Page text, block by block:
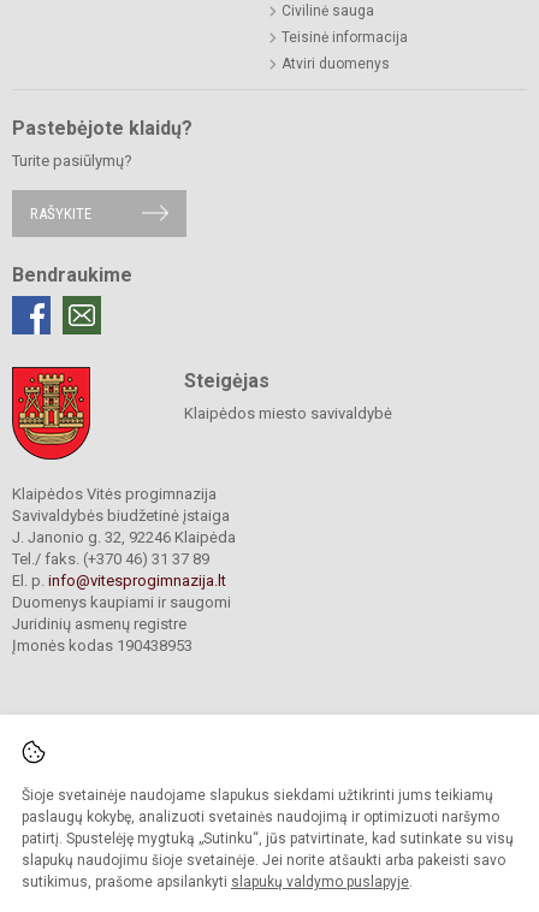
Šioje svetainėje naudojame slapukus siekdami užtikrinti jums teikiamų
paslaugų kokybę, analizuoti svetainės naudojimą ir optimizuoti naršymo
patirtį. Spustelėję mygtuką „Sutinku“, jūs patvirtinate, kad sutinkate su visų
slapukų naudojimu šioje svetainėje. Jei norite atšaukti arba pakeisti savo
sutikimus, prašome apsilankyti slapukų valdymo puslapyje.
Civilinė sauga
Teisinė informacija
Atviri duomenys
Pastebėjote klaidų?
Turite pasiūlymų?
RAŠYKITE
Bendraukime
Steigėjas
Klaipėdos miesto savivaldybė
Klaipėdos Vitės progimnazija
Savivaldybės biudžetinė įstaiga
J. Janonio g. 32, 92246 Klaipėda
Tel./ faks. (+370 46) 31 37 89
El. p. info@vitesprogimnazija.lt
Duomenys kaupiami ir saugomi
Juridinių asmenų registre
Įmonės kodas 190438953
© 2024. Klaipėdos Vitės progimnazija. Visos teisės saugomos.
Kopijuoti turinį be raštiško progimnazijos sutikimo griežtai draudžiama.
Prieinamumo paraiška Slapukų valdymas
Sumanus būdas atnaujinti